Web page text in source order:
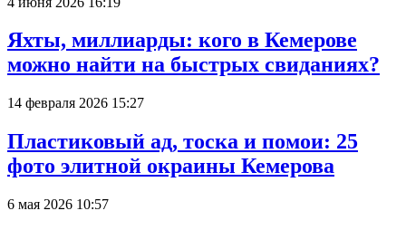
Яхты, миллиарды: кого в Кемерове
можно найти на быстрых свиданиях?
14 февраля 2026 15:27
Пластиковый ад, тоска и помои: 25
фото элитной окраины Кемерова
6 мая 2026 10:57